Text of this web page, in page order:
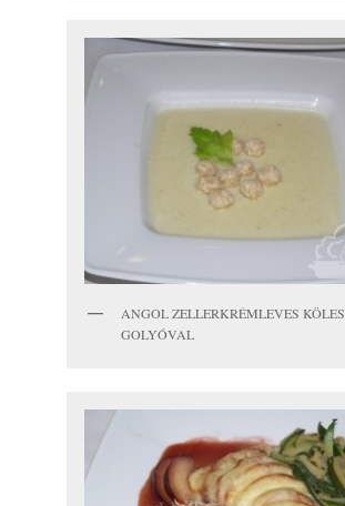
ANGOL ZELLERKRÉMLEVES KÖLES
GOLYÓVAL